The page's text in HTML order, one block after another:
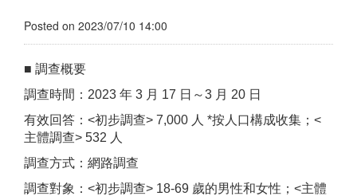
Posted on 2023/07/10 14:00
■ 調查概要
調查時間：2023 年 3 月 17 日～3 月 20 日
有效回答：<初步調查> 7,000 人 *按人口構成收集；<
主體調查> 532 人
調查方式：網路調查
調查對象：<初步調查> 18-69 歲的男性和女性；<主體